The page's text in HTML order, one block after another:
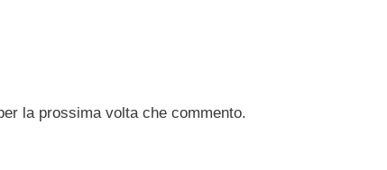
la prossima volta che commento.